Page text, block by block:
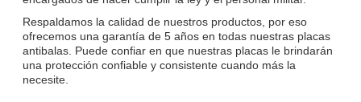
Respaldamos la calidad de nuestros productos, por eso
ofrecemos una garantía de 5 años en todas nuestras placas
antibalas. Puede confiar en que nuestras placas le brindarán
una protección confiable y consistente cuando más la
necesite.